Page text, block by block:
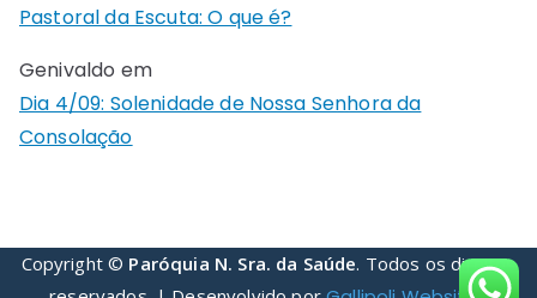
Pastoral da Escuta: O que é?
Genivaldo em
Dia 4/09: Solenidade de Nossa Senhora da
Consolação
Copyright © Paróquia N. Sra. da Saúde. Todos os direitos